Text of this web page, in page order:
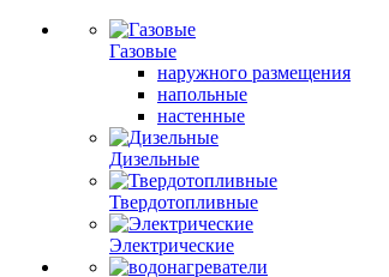
Газовые
наружного размещения
напольные
настенные
Дизельные
Твердотопливные
Электрические